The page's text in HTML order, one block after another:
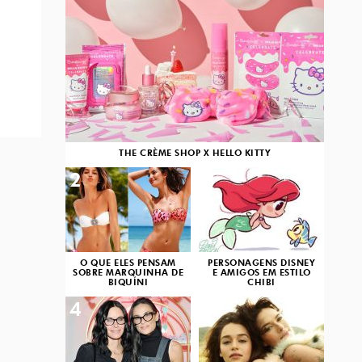
THE CRÈME SHOP X HELLO KITTY
O QUE ELES PENSAM
SOBRE MARQUINHA DE
BIQUÍNI
2
PERSONAGENS DISNEY
E AMIGOS EM ESTILO
CHIBI
3
4